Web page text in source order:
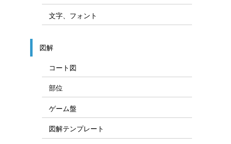
文字、フォント
図解
コート図
部位
ゲーム盤
図解テンプレート